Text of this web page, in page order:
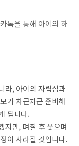
톡을 통해 아이의 하
라, 아이의 자립심과
가 차근차근 준비해
됩니다.
지만, 며칠 후 웃으며
이 사라질 것입니다.